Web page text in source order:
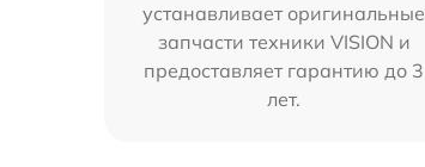
устанавливает оригинальные
запчасти техники VISION и
предоставляет гарантию до 3
лет.